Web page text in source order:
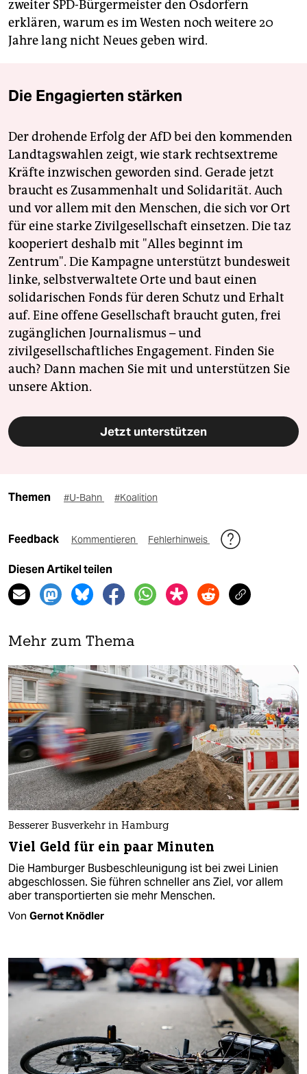
zweiter SPD-Bürgermeister den Osdorfern
erklären, warum es im Westen noch weitere 20
Jahre lang nicht Neues geben wird.
Die Engagierten stärken
Der drohende Erfolg der AfD bei den kommenden
Landtagswahlen zeigt, wie stark rechtsextreme
Kräfte inzwischen geworden sind. Gerade jetzt
braucht es Zusammenhalt und Solidarität. Auch
und vor allem mit den Menschen, die sich vor Ort
für eine starke Zivilgesellschaft einsetzen. Die taz
kooperiert deshalb mit "Alles beginnt im
Zentrum". Die Kampagne unterstützt bundesweit
linke, selbstverwaltete Orte und baut einen
solidarischen Fonds für deren Schutz und Erhalt
auf. Eine offene Gesellschaft braucht guten, frei
zugänglichen Journalismus – und
zivilgesellschaftliches Engagement. Finden Sie
auch? Dann machen Sie mit und unterstützen Sie
unsere Aktion.
Jetzt unterstützen
Themen #U-Bahn #Koalition
Feedback Kommentieren Fehlerhinweis
Diesen Artikel teilen
Mehr zum Thema
Besserer Busverkehr in Hamburg
Viel Geld für ein paar Minuten
Die Hamburger Busbeschleunigung ist bei zwei Linien
abgeschlossen. Sie führen schneller ans Ziel, vor allem
aber transportierten sie mehr Menschen.
Von Gernot Knödler